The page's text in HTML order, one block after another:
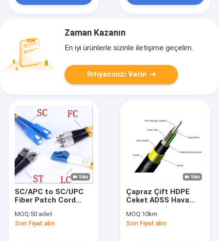
Zaman Kazanın
En iyi ürünlerle sizinle iletişime geçelim.
İhtiyacınızı Verin
SC/APC to SC/UPC
Fiber Patch Cord
Cable 1m 2m 3m
MOQ:50 adet
Son Fiyat alın
Çapraz Çift HDPE
Ceket ADSS Hava
Multi Core Aramid
İpek
MOQ:10km
Son Fiyat alın